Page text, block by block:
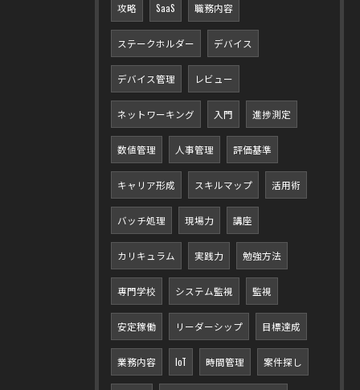
攻略 SaaS 職務内容
ステークホルダー デバイス
デバイス管理 レビュー
ネットワーキング 入門 進捗測定
数値管理 人事管理 評価基準
キャリア形成 スキルマップ 活用術
バッチ処理 現場力 講座
カリキュラム 実践力 勉強方法
専門学校 システム監視 監視
安定稼働 リーダーシップ 目標達成
業務内容 IoT 時間管理 案件探し